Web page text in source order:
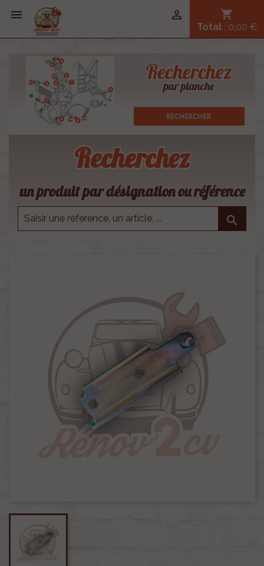
 shopping_cart
Total : 0,00 €

Recherchez
un produit par désignation ou référence
